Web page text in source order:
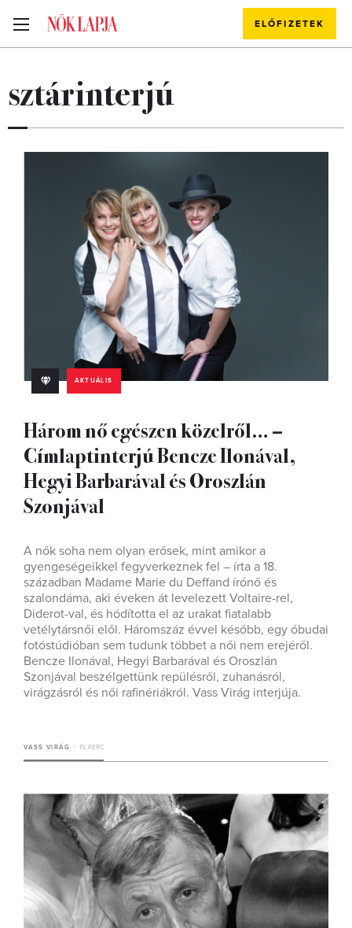
ELŐFIZETEK
sztárinterjú
AKTUÁLIS
Három nő egészen közelről… –
Címlaptinterjú Bencze Ilonával,
Hegyi Barbarával és Oroszlán
Szonjával
A nők soha nem olyan erősek, mint amikor a
gyengeségeikkel fegyverkeznek fel – írta a 18.
században Madame Marie du Deffand írónő és
szalondáma, aki éveken át levelezett Voltaire-rel,
Diderot-val, és hódította el az urakat ﬁatalabb
vetélytársnői elől. Háromszáz évvel később, egy óbudai
fotóstúdióban sem tudunk többet a női nem erejéről.
Bencze Ilonával, Hegyi Barbarával és Oroszlán
Szonjával beszélgettünk repülésről, zuhanásról,
virágzásról és női raﬁnériákról. Vass Virág interjúja.
VASS VIRÁG 15 PERC